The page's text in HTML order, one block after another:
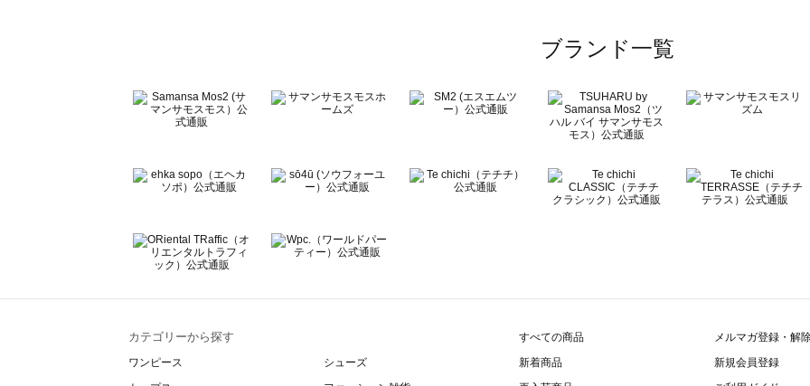
BETTY'S BLUE（べティーズブルー）の雑貨一覧
Wpc.（ワールドパーティー）の雑貨一覧
ブランド一覧
カテゴリーから探す
ワンピース
シューズ
すべての商品
新着商品
メルマガ登録・解
新規会員登録